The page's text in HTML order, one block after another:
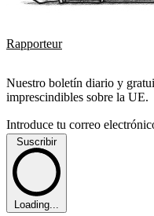
Rapporteur
Nuestro boletín diario y
imprescindibles sobre la UE.
Introduce tu correo
Suscribir
Loading...